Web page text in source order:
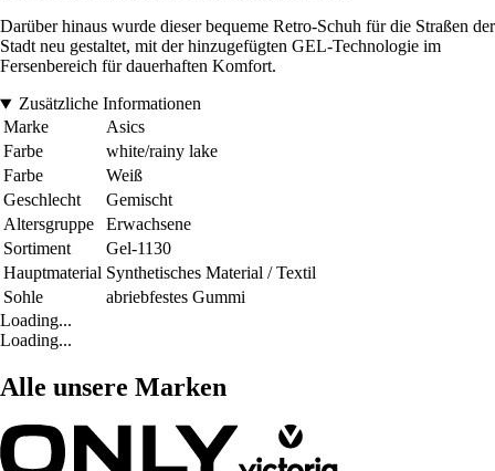
Darüber hinaus wurde dieser bequeme Retro-Schuh für die Straßen der
Stadt neu gestaltet, mit der hinzugefügten GEL-Technologie im
Fersenbereich für dauerhaften Komfort.
Zusätzliche Informationen
Marke
Asics
Farbe
white/rainy lake
Farbe
Weiß
Geschlecht
Gemischt
Altersgruppe
Erwachsene
Sortiment
Gel-1130
Hauptmaterial Synthetisches Material / Textil
Sohle
abriebfestes Gummi
Loading...
Loading...
Alle unsere Marken